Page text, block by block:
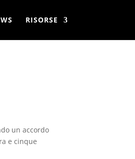
RISORSE
un accordo
e cinque